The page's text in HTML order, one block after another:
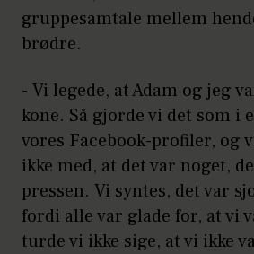
gruppesamtale mellem
brødre.
- Vi legede, at Adam og jeg
kone. Så gjorde vi det som i
vores Facebook-profiler, og
ikke med, at det var noget,
pressen. Vi syntes, det var
fordi alle var glade for, at vi
turde vi ikke sige, at vi ikke